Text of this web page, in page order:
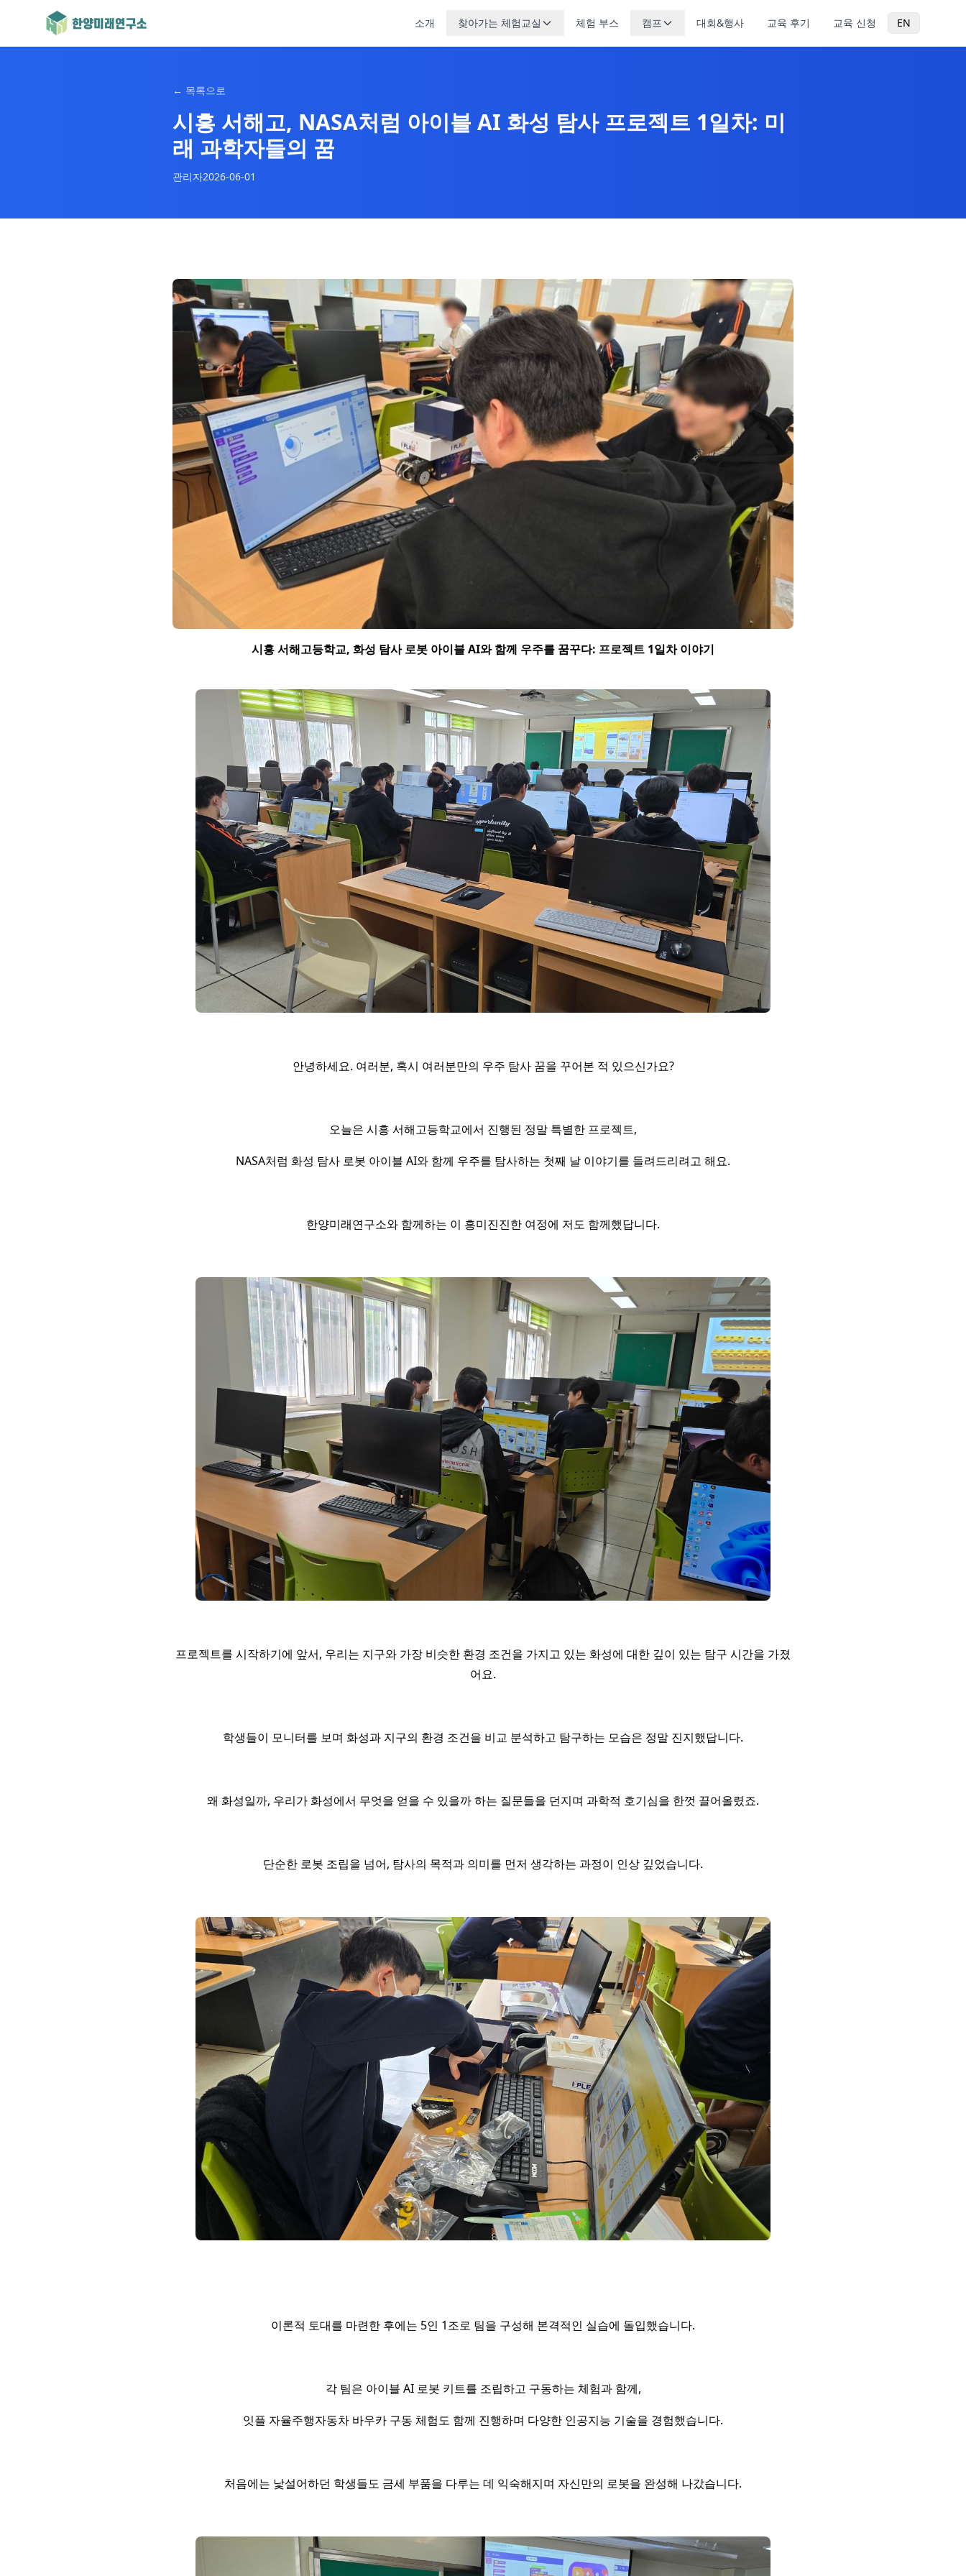
소개 찾아가는 체험교실 체험 부스 캠프 대회&행사 교육 후기 교육 신청 EN
← 목록으로
시흥 서해고, NASA처럼 아이블 AI 화성 탐사 프로젝트 1일차: 미
래 과학자들의 꿈
관리자2026-06-01
시흥 서해고등학교, 화성 탐사 로봇 아이블 AI와 함께 우주를 꿈꾸다: 프로젝트 1일차 이야기
안녕하세요. 여러분, 혹시 여러분만의 우주 탐사 꿈을 꾸어본 적 있으신가요?
오늘은 시흥 서해고등학교에서 진행된 정말 특별한 프로젝트,
NASA처럼 화성 탐사 로봇 아이블 AI와 함께 우주를 탐사하는 첫째 날 이야기를 들려드리려고 해요.
한양미래연구소와 함께하는 이 흥미진진한 여정에 저도 함께했답니다.
프로젝트를 시작하기에 앞서, 우리는 지구와 가장 비슷한 환경 조건을 가지고 있는 화성에 대한 깊이 있는 탐구 시간을 가졌
어요.
학생들이 모니터를 보며 화성과 지구의 환경 조건을 비교 분석하고 탐구하는 모습은 정말 진지했답니다.
왜 화성일까, 우리가 화성에서 무엇을 얻을 수 있을까 하는 질문들을 던지며 과학적 호기심을 한껏 끌어올렸죠.
단순한 로봇 조립을 넘어, 탐사의 목적과 의미를 먼저 생각하는 과정이 인상 깊었습니다.
이론적 토대를 마련한 후에는 5인 1조로 팀을 구성해 본격적인 실습에 돌입했습니다.
각 팀은 아이블 AI 로봇 키트를 조립하고 구동하는 체험과 함께,
잇플 자율주행자동차 바우카 구동 체험도 함께 진행하며 다양한 인공지능 기술을 경험했습니다.
처음에는 낯설어하던 학생들도 금세 부품을 다루는 데 익숙해지며 자신만의 로봇을 완성해 나갔습니다.